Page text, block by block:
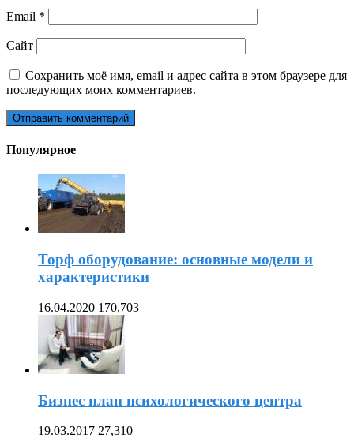
Email *
Сайт
Сохранить моё имя, email и адрес сайта в этом браузере для
последующих моих комментариев.
Популярное
Торф оборудование: основные модели и
характеристики
16.04.2020 170,703
Бизнес план психологического центра
19.03.2017 27,310